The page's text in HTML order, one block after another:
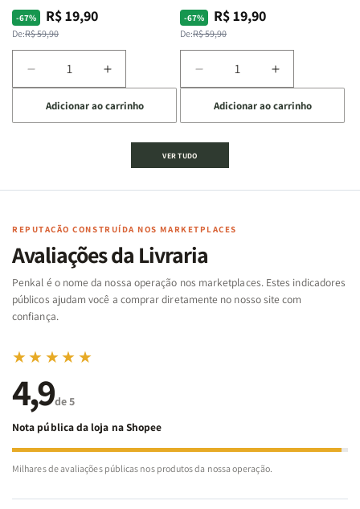
-67%
Preço
normal
De:R$ 59,90
Preço
promocional
R$ 19,90
Diminuir
a
quantidade
de
Cartas
Famílias
Bíblia
-
Penkal
Aumentar
a
quantidade
de
Jogo
Cartas
Famílias
da
Bíblia
-
Penkal
Adicionar ao carrinho
-67%
Preço
normal
De:R$ 59,90
Preço
promocional
R$ 19,90
Diminuir
a
quantidade
de
Jogo
|
de
Aumentar
a
quantidade
de
|
Adicionar ao carrinho
VER TUDO
REPUTAÇÃO CONSTRUÍDA NOS MARKETPLACES
Avaliações da Livraria
Penkal é o nome da nossa operação nos marketplaces. Estes indicadores
públicos ajudam você a comprar diretamente no nosso site com
confiança.
★★★★★
4,9de 5
Nota pública da loja na Shopee
Milhares de avaliações públicas nos produtos da nossa operação.